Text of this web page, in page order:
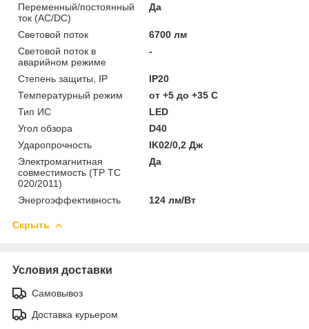
Переменный/постоянный
ток (AC/DC)
Да
Световой поток
6700 лм
Световой поток в
аварийном режиме
-
Степень защиты, IP
IP20
Температурный режим
от +5 до +35 C
Тип ИС
LED
Угол обзора
D40
Ударопрочность
IK02/0,2 Дж
Электромагнитная
совместимость (ТР ТС
020/2011)
Да
Энергоэффективность 124 лм/Вт
Скрыть
Условия доставки
Самовывоз
Доставка курьером